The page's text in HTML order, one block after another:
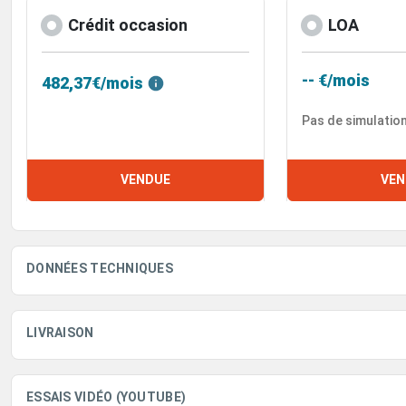
Crédit occasion
482,37€/mois
VENDUE
LOA
-- €/mois
Pas de
DONNÉES TECHNIQUES
LIVRAISON
ESSAIS VIDÉO (YOUTUBE)